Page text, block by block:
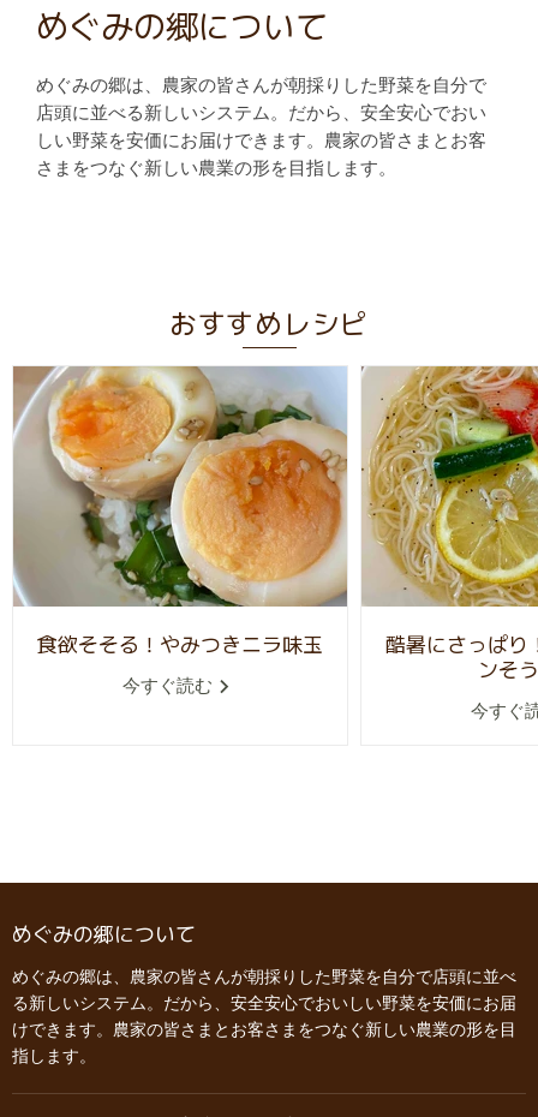
めぐみの郷について
めぐみの郷は、農家の皆さんが朝採りした野菜を自分で
店頭に並べる新しいシステム。だから、安全安心でおい
しい野菜を安価にお届けできます。農家の皆さまとお客
さまをつなぐ新しい農業の形を目指します。
おすすめレシピ
食欲そそる！やみつきニラ味玉
今すぐ読む
酷暑にさっぱり
ンそ
今すぐ
めぐみの郷について
めぐみの郷は、農家の皆さんが朝採りした野菜を自分で店頭に並べ
る新しいシステム。だから、安全安心でおいしい野菜を安価にお届
けできます。農家の皆さまとお客さまをつなぐ新しい農業の形を目
指します。